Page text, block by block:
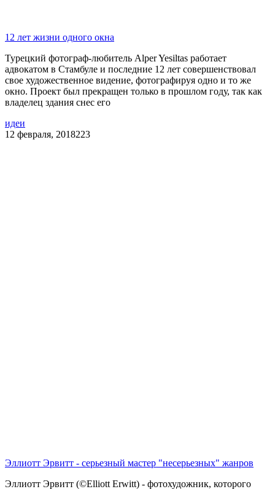
12 лет жизни одного окна
Турецкий фотограф-любитель Alper Yesiltas работает
адвокатом в Стамбуле и последние 12 лет совершенствовал
свое художественное видение, фотографируя одно и то же
окно. Проект был прекращен только в прошлом году, так как
владелец здания снес его
идеи
12 февраля, 2018223
Эллиотт Эрвитт - серьезный мастер "несерьезных" жанров
Эллиотт Эрвитт (©Elliott Erwitt) - фотохудожник, которого